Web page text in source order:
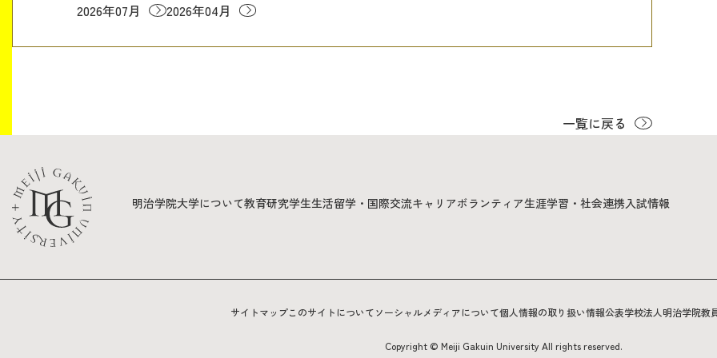
2026年07月 2026年04月
一覧に戻る
明治学院大学について教育研究学生生活留学・国際交流キャリアボランティア生涯学習・社会連携入試情報
サイトマップこのサイトについてソーシャルメディアについて個人情報の取り扱い情報公表学校法人明治学院教
Copyright © Meiji Gakuin University All rights reserved.